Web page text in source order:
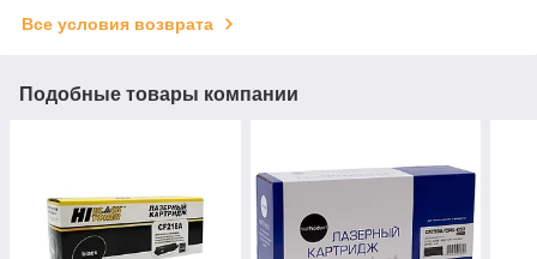
Все условия возврата
Подобные товары компании